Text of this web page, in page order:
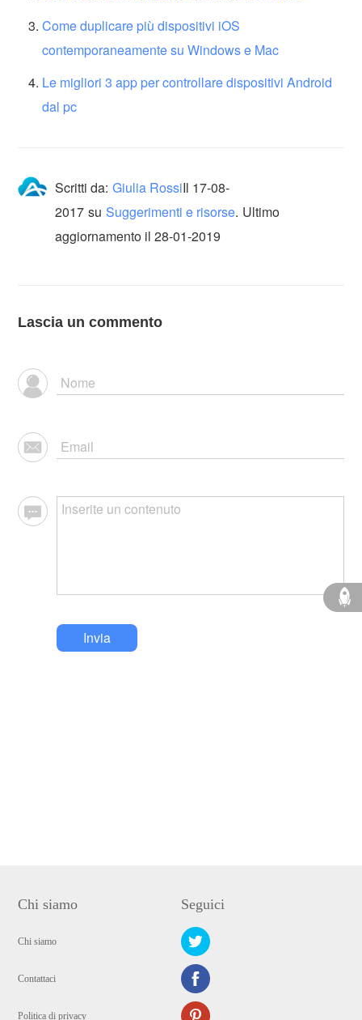
Come duplicare più dispositivi iOS
contemporaneamente su Windows e Mac
Le migliori 3 app per controllare dispositivi Android
dal pc
Scritti da: Giulia RossiIl 17-08-
2017 su Suggerimenti e risorse. Ultimo
aggiornamento il 28-01-2019
Lascia un commento
Invia
Chi siamo
Chi siamo
Contattaci
Politica di privacy
Seguici